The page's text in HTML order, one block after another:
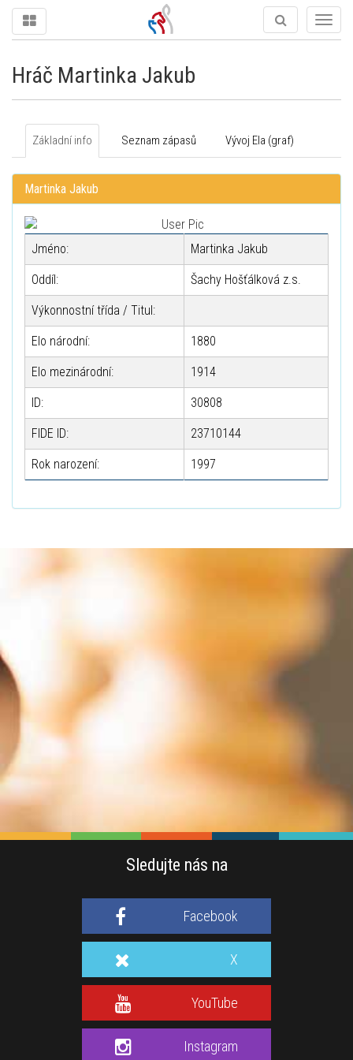
Hráč Martinka Jakub
Základní info Seznam zápasů Vývoj Ela (graf)
Martinka Jakub
Jméno: Martinka Jakub
Oddíl: Šachy Hošťálková z.s.
Výkonnostní třída / Titul:
Elo národní: 1880
Elo mezinárodní: 1914
ID: 30808
FIDE ID: 23710144
Rok narození: 1997
Sledujte nás na
Facebook
X
YouTube
Instagram